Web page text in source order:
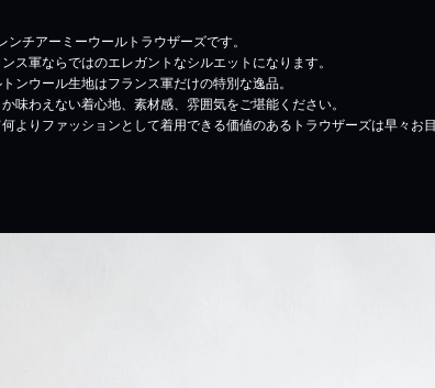
チアーミーウールトラウザーズです。
ス軍ならではのエレガントなシルエットになります。
ンウール生地はフランス軍だけの特別な逸品。
味わえない着心地、素材感、雰囲気をご堪能ください。
よりファッションとして着用できる価値のあるトラウザーズは早々お目